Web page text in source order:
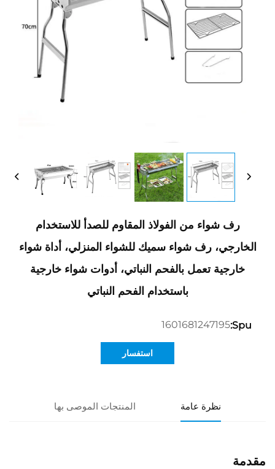
رف شواء من الفولاذ المقاوم للصدأ للاستخدام
الخارجي، رف شواء سميك للشواء المنزلي، أداة شواء
خارجية تعمل بالفحم النباتي، أدوات شواء خارجية
باستخدام الفحم النباتي
Spu:
1601681247195
استفسار
نظرة عامة المنتجات الموصى بها
مقدمة